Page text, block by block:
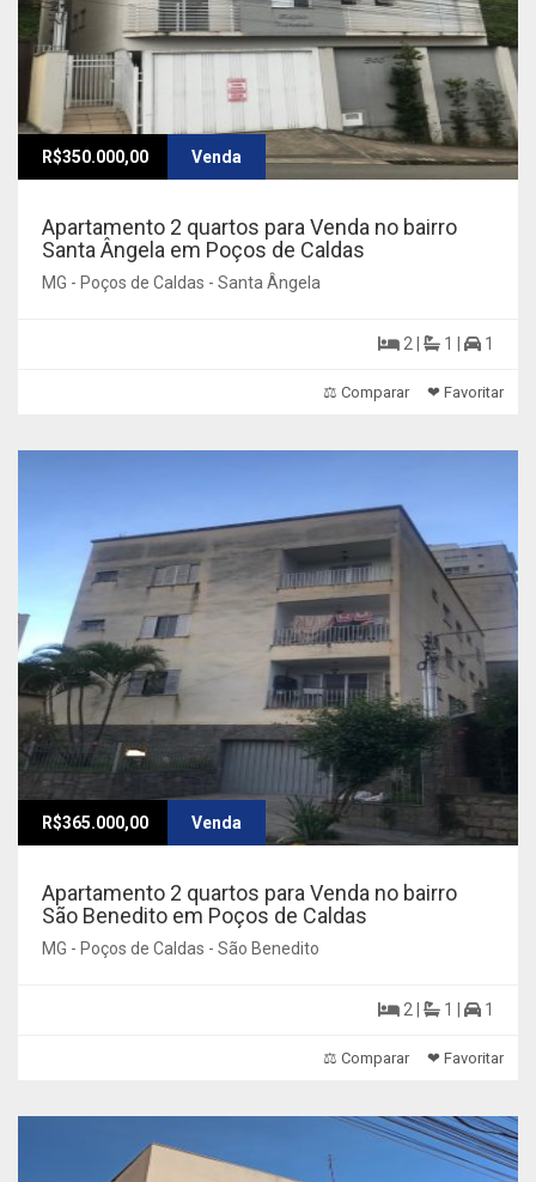
R$350.000,00 Venda
Apartamento 2 quartos para Venda no bairro
Santa Ângela em Poços de Caldas
MG - Poços de Caldas - Santa Ângela
2 | 1 | 1
⚖ Comparar ❤ Favoritar
R$365.000,00 Venda
Apartamento 2 quartos para Venda no bairro
São Benedito em Poços de Caldas
MG - Poços de Caldas - São Benedito
2 | 1 | 1
⚖ Comparar ❤ Favoritar